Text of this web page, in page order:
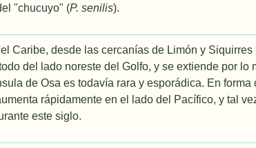
"chucuyo" (P. senilis).
Caribe, desde las cercanías de Limón y
del lado noreste del Golfo, y se extiende por lo
de Osa es todavía rara y esporádica. En
rápidamente en el lado del Pacífico, y tal
este siglo.